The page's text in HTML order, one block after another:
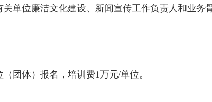
关单位廉洁文化建设、新闻宣传工作负责人和业务骨
团体）报名，培训费1万元/单位。